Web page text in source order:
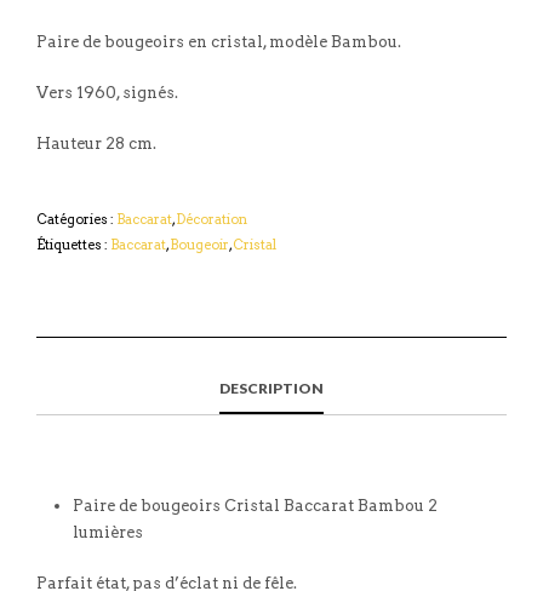
Paire de bougeoirs en cristal, modèle Bambou.
Vers 1960, signés.
Hauteur 28 cm.
Catégories : Baccarat,Décoration
Étiquettes : Baccarat,Bougeoir,Cristal
DESCRIPTION
Paire de bougeoirs Cristal Baccarat Bambou 2
lumières
Parfait état, pas d’éclat ni de fêle.